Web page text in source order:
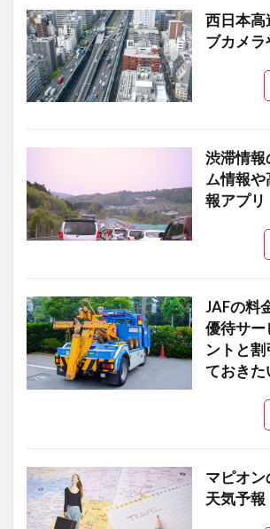
西日本高
ブカメラ
渋滞情報
ム情報
報アプリ
JAFの料
優待サー
ントと
ておきた
マピオ
天気予報